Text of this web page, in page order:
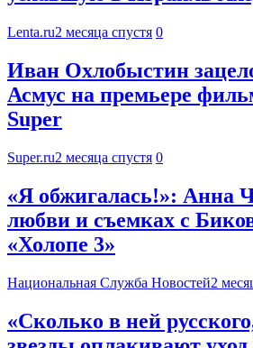
Lenta.ru2 месяца спустя 0
Иван Охлобыстин
Асмус на премьере
Super
Super.ru2 месяца спустя 0
«Я обжигалась!»: Анна
любви и съемках с
«Холопе 3»
Национальная Служба Новостей2
«Сколько в ней